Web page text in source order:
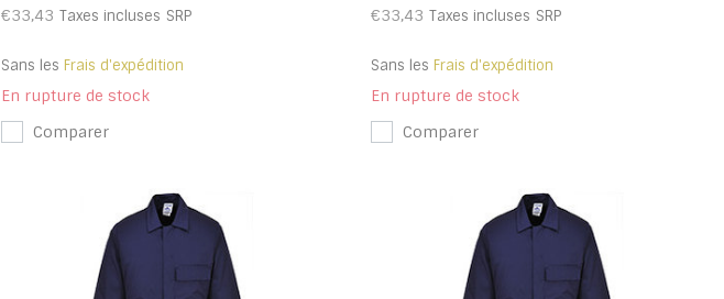
€33,43 Taxes incluses SRP
Sans les Frais d'expédition
En rupture de stock
Comparer
€33,43 Taxes incluses SRP
Sans les Frais d'expédition
En rupture de stock
Comparer